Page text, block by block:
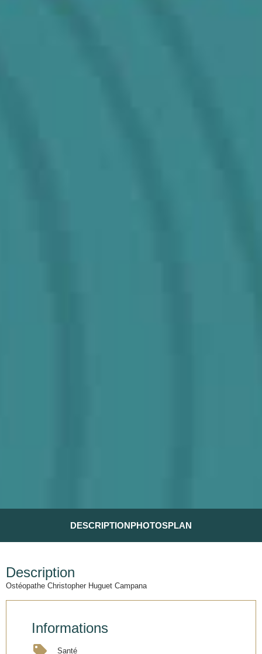
DESCRIPTIONPHOTOSPLAN
Description
Ostéopathe Christopher Huguet Campana
Informations
Santé